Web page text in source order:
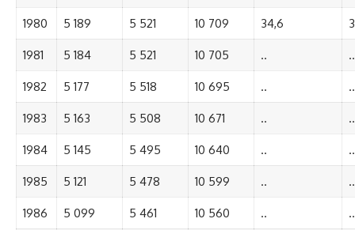
1980 5 189 5 521 10 709 34,6
1981 5 184 5 521 10 705 .. ..
1982 5 177 5 518 10 695 .. ..
1983 5 163 5 508 10 671 .. ..
1984 5 145 5 495 10 640 .. ..
1985 5 121 5 478 10 599 .. ..
1986 5 099 5 461 10 560 .. ..